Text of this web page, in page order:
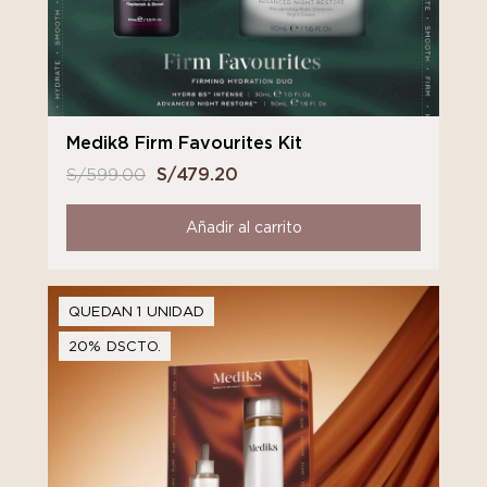
Medik8 Firm Favourites Kit
S/599.00 El
precio
original
era:
S/479.20
precio
actual
es:
Añadir al carrito
QUEDAN 1 UNIDAD
20% DSCTO.